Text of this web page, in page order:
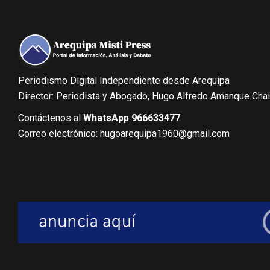
Periodismo Digital Independiente desde Arequipa
Director: Periodista y Abogado, Hugo Alfredo Amanque
Contáctenos al WhatsApp 966633477
Correo electrónico: hugoarequipa1960@gmail.com